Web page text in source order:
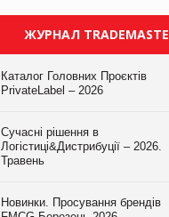
ЖУРНАЛ
Каталог Головних Проєктів
PrivateLabel – 2026
Сучасні рішення в
Логістиці&Дистрибуції – 2026.
Травень
Новинки. Просування брендів